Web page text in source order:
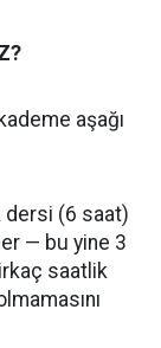
aşağı
dersi (6 saat)
— bu yine 3
saatlik